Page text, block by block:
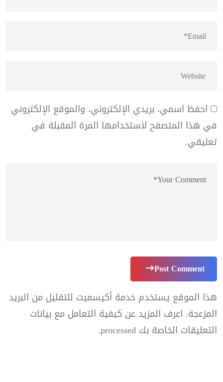
احفظ اسمي، بريدي الإلكتروني، والموقع الإلكتروني
في هذا المتصفح لاستخدامها المرة المقبلة في
تعليقي.
Post Comment
هذا الموقع يستخدم خدمة أكيسميت للتقليل من البريد
المزعجة. اعرف المزيد عن كيفية التعامل مع بيانات
التعليقات الخاصة بك processed
.